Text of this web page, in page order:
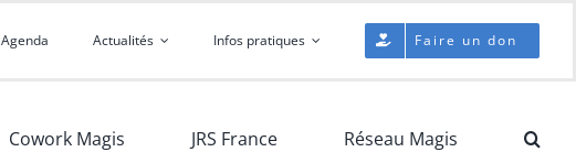
Agenda Actualités Infos pratiques Faire un don
Cowork Magis JRS France Réseau Magis